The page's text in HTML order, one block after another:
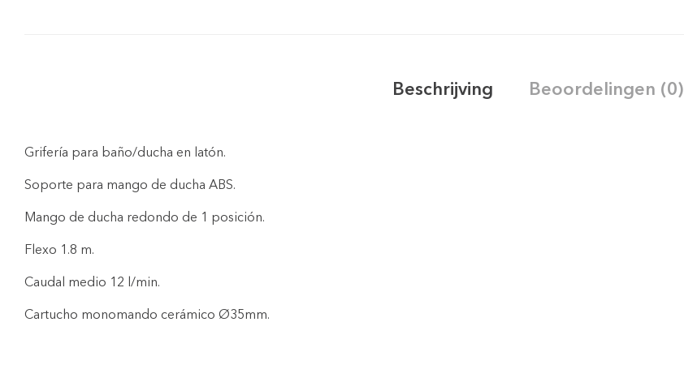
Beschrijving Beoordelingen (0)
Grifería para baño/ducha en latón.
Soporte para mango de ducha ABS.
Mango de ducha redondo de 1 posición.
Flexo 1.8 m.
Caudal medio 12 l/min.
Cartucho monomando cerámico Ø35mm.